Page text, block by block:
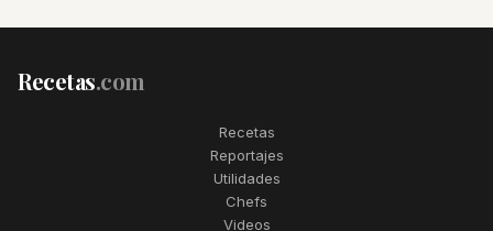
Recetas.com
Recetas
Reportajes
Utilidades
Chefs
Videos